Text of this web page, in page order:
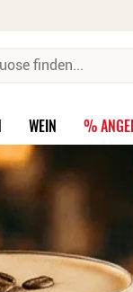
WEIN %